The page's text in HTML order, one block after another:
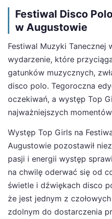
Festiwal Disco
w Augustowie
Festiwal Muzyki
wydarzenie, które
gatunków muzycznych,
disco polo. Tegoroczna
oczekiwań, a występ Top
najważniejszych
Występ Top Girls na
Augustowie pozostawił
pasji i energii występ
na chwilę oderwać się od
świetle i dźwiękach disco
że jest jednym z
zdolnym do dostarczenia